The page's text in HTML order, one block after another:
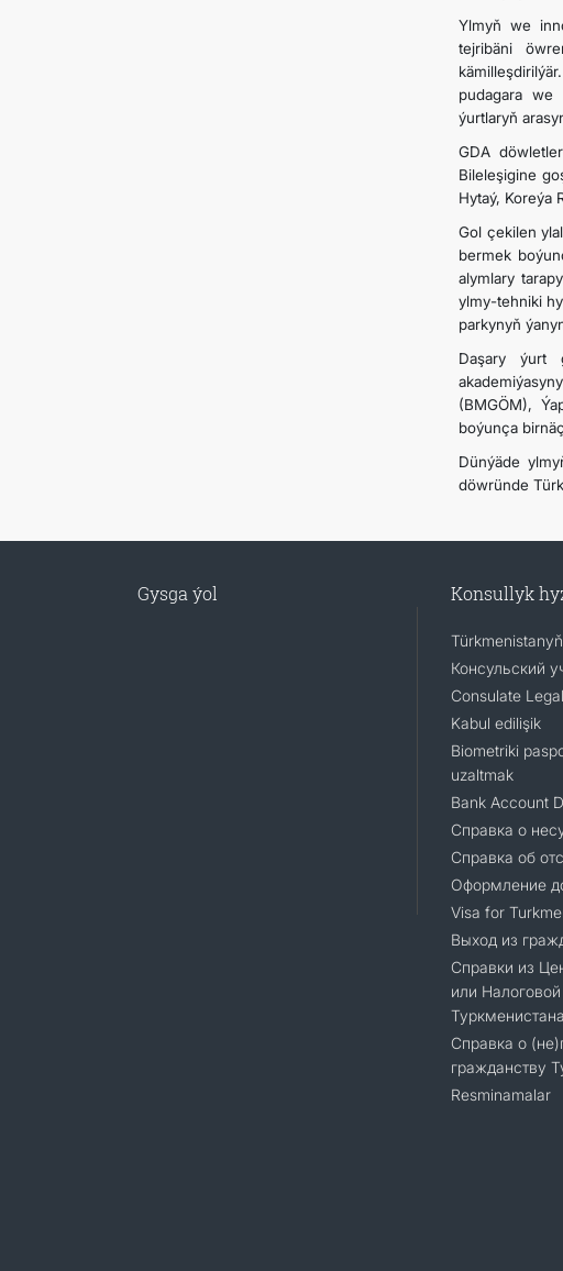
Ylmyň we
tejribäni
pudagara we
ýurtlaryň
GDA
Bileleşigine
Hytaý, Koreýa
Gol çekilen
bermek
alymlary
ylmy-tehniki
parkynyň
Daşary ýurt
(BMGÖM),
boýunça
Dünýäde
döwründe
Gysga ýol Konsullyk
Консульский
Consulate
Kabul edilişik
Biometriki
uzaltmak
Bank Account
Справка о
Справка об
Оформление
Visa for
Выход из
Справки из
или
Справка о
гражданству
Resminamalar